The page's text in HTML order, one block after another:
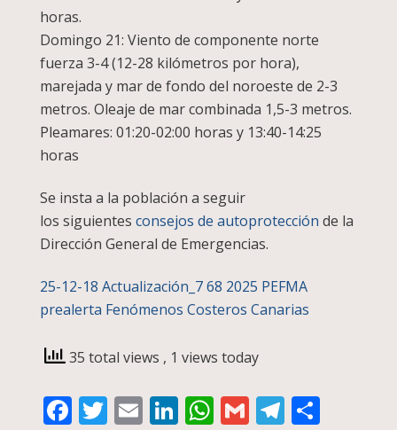
horas.
Domingo 21: Viento de componente norte
fuerza 3-4 (12-28 kilómetros por hora),
marejada y mar de fondo del noroeste de 2-3
metros. Oleaje de mar combinada 1,5-3 metros.
Pleamares: 01:20-02:00 horas y 13:40-14:25
horas
Se insta a la población a seguir
los siguientes consejos de autoprotección de la
Dirección General de Emergencias.
25-12-18 Actualización_7 68 2025 PEFMA
prealerta Fenómenos Costeros Canarias
35 total views , 1 views today
Facebook
Twitter
EmailLinkedIn
WhatsApp
Gmail